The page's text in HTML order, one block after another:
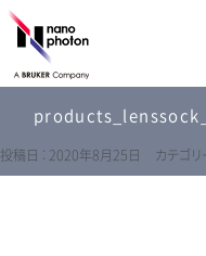
投稿日 : 2020年8月25日 カテゴリ